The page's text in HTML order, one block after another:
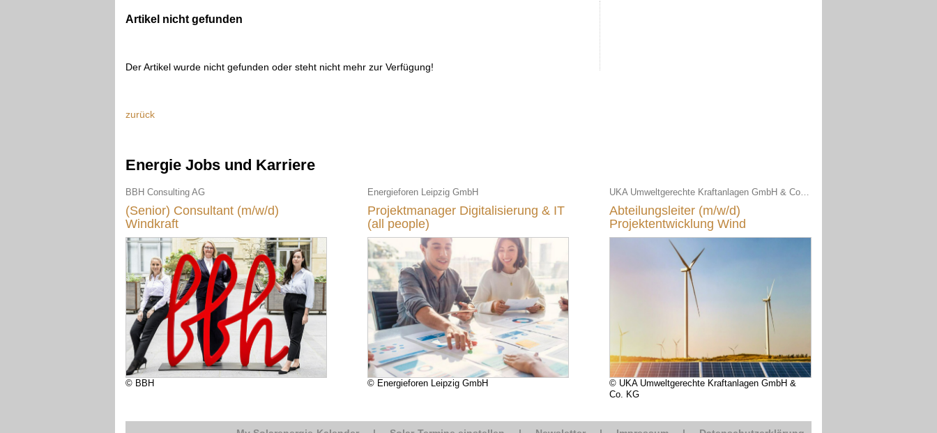
Artikel nicht gefunden
Der Artikel wurde nicht gefunden oder steht nicht mehr zur Verfügung!
zurück
Energie Jobs und Karriere
BBH Consulting AG
(Senior) Consultant (m/w/d)
Windkraft
© BBH
Energieforen Leipzig GmbH
Projektmanager Digitalisierung & IT
(all people)
© Energieforen Leipzig GmbH
Abteilungsleiter (m/w/d)
Projektentwicklung Wind
© UKA Umweltgerechte Kraftanlagen GmbH &
Co. KG